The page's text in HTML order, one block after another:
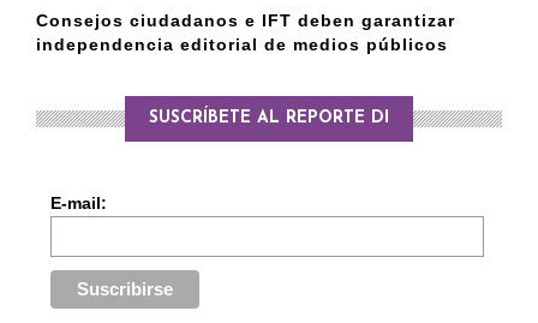
Consejos ciudadanos e IFT deben garantizar
independencia editorial de medios públicos
SUSCRÍBETE AL REPORTE DI
E-mail: